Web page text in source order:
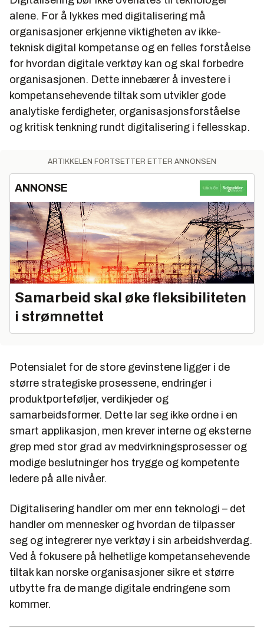
alene. For å lykkes med digitalisering må
organisasjoner erkjenne viktigheten av ikke-
teknisk digital kompetanse og en felles forståelse
for hvordan digitale verktøy kan og skal forbedre
organisasjonen. Dette innebærer å investere i
kompetansehevende tiltak som utvikler gode
analytiske ferdigheter, organisasjonsforståelse
og kritisk tenkning rundt digitalisering i fellesskap.
ARTIKKELEN FORTSETTER ETTER ANNONSEN
ANNONSE
Samarbeid skal øke fleksibiliteten
i strømnettet
Potensialet for de store gevinstene ligger i de
større strategiske prosessene, endringer i
produktporteføljer, verdikjeder og
samarbeidsformer. Dette lar seg ikke ordne i en
smart applikasjon, men krever interne og eksterne
grep med stor grad av medvirkningsprosesser og
modige beslutninger hos trygge og kompetente
ledere på alle nivåer.
Digitalisering handler om mer enn teknologi – det
handler om mennesker og hvordan de tilpasser
seg og integrerer nye verktøy i sin arbeidshverdag.
Ved å fokusere på helhetlige kompetansehevende
tiltak kan norske organisasjoner sikre et større
utbytte fra de mange digitale endringene som
kommer.